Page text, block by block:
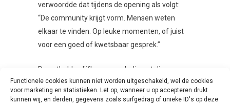
Functionele cookies kunnen niet worden uitgeschakeld, wel de cookies
voor marketing en statistieken. Let op, wanneer u op accepteren drukt
kunnen wij, en derden, gegevens zoals surfgedrag of unieke ID's op deze
verwoordde dat tijdens de opening als volgt:
“De community krijgt vorm. Mensen weten
elkaar te vinden. Op leuke momenten, of juist
voor een goed of kwetsbaar gesprek.”
De onthulde olijfboom symboliseert die
gezamenlijke toekomst. Net als de boom groeit
ook de gemeenschap verder. Voor de bewoners